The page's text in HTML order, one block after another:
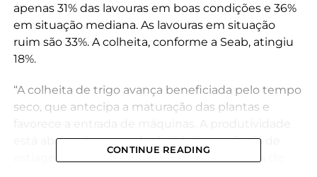
apenas 31% das lavouras em boas condições e 36%
em situação mediana. As lavouras em situação
ruim são 33%. A colheita, conforme a Seab, atingiu
18%.
“A colheita de trigo avança beneficiada pelo tempo
seco, que antecipa a maturação das plantas e
está abaixo do esperado devido à sequência de
estiagens e altas temperaturas. As avaliações de
CONTINUE READING